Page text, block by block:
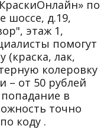
по
шоссе, д.19,
этаж 1,
помогут
(краска, лак,
колеровку
– от 50 рублей
в
точно
коду .